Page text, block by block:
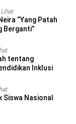
“Yang Patah
Berganti”
tentang
Inklusi
Nasional